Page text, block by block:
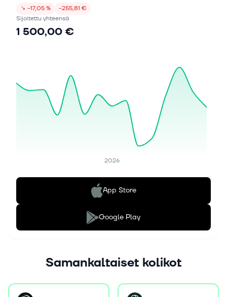
↘ −17,05 %
−255,81 €
Sijoitettu yhteensä
1 500,00 €
2026
App Store
Google Play
Samankaltaiset kolikot